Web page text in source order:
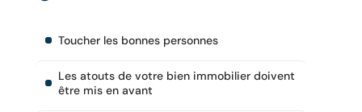
Toucher les bonnes personnes
Les atouts de votre bien immobilier doivent
être mis en avant